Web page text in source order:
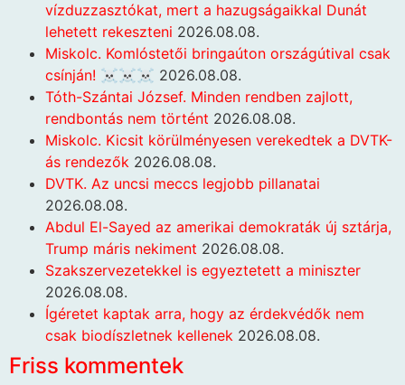
vízduzzasztókat, mert a hazugságaikkal Dunát
lehetett rekeszteni 2026.08.08.
Miskolc. Komlóstetői bringaúton országútival csak
csínján! ☠️☠️☠️ 2026.08.08.
Tóth-Szántai József. Minden rendben zajlott,
rendbontás nem történt 2026.08.08.
Miskolc. Kicsit körülményesen verekedtek a DVTK-
ás rendezők 2026.08.08.
DVTK. Az uncsi meccs legjobb pillanatai
2026.08.08.
Abdul El-Sayed az amerikai demokraták új sztárja,
Trump máris nekiment 2026.08.08.
Szakszervezetekkel is egyeztetett a miniszter
2026.08.08.
Ígéretet kaptak arra, hogy az érdekvédők nem
csak biodíszletnek kellenek 2026.08.08.
Friss kommentek